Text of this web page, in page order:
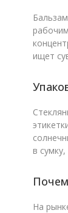
ищет
в
На